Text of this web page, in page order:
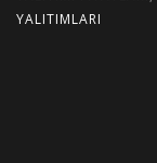
YALITIMLARI